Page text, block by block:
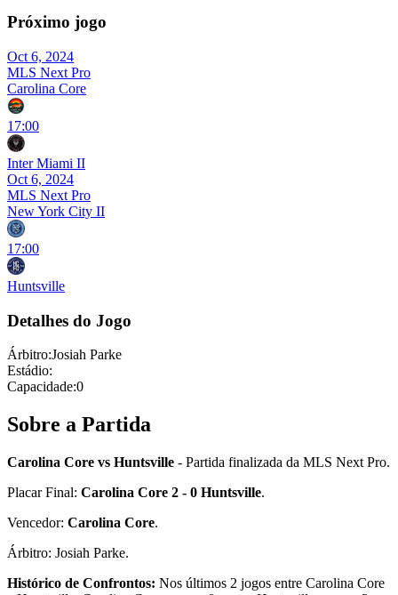
Próximo jogo
Oct 6, 2024
MLS Next Pro
Carolina Core
17:00
Inter Miami II
Oct 6, 2024
MLS Next Pro
New York City II
17:00
Huntsville
Detalhes do Jogo
Árbitro:Josiah Parke
Estádio:
Capacidade:0
Sobre a Partida
Carolina Core vs Huntsville - Partida finalizada da MLS Next Pro.
Placar Final: Carolina Core 2 - 0 Huntsville.
Vencedor: Carolina Core.
Árbitro: Josiah Parke.
Histórico de Confrontos: Nos últimos 2 jogos entre Carolina Core